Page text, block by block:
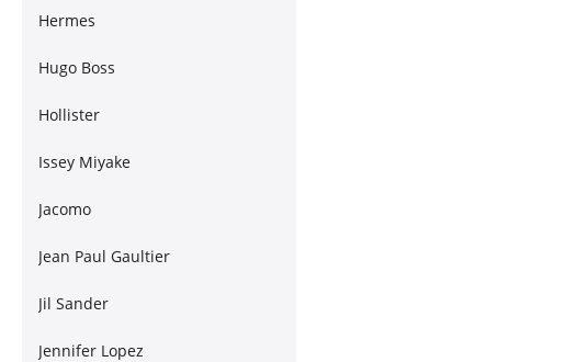
Hermes
Hugo Boss
Hollister
Issey Miyake
Jacomo
Jean Paul Gaultier
Jil Sander
Jennifer Lopez